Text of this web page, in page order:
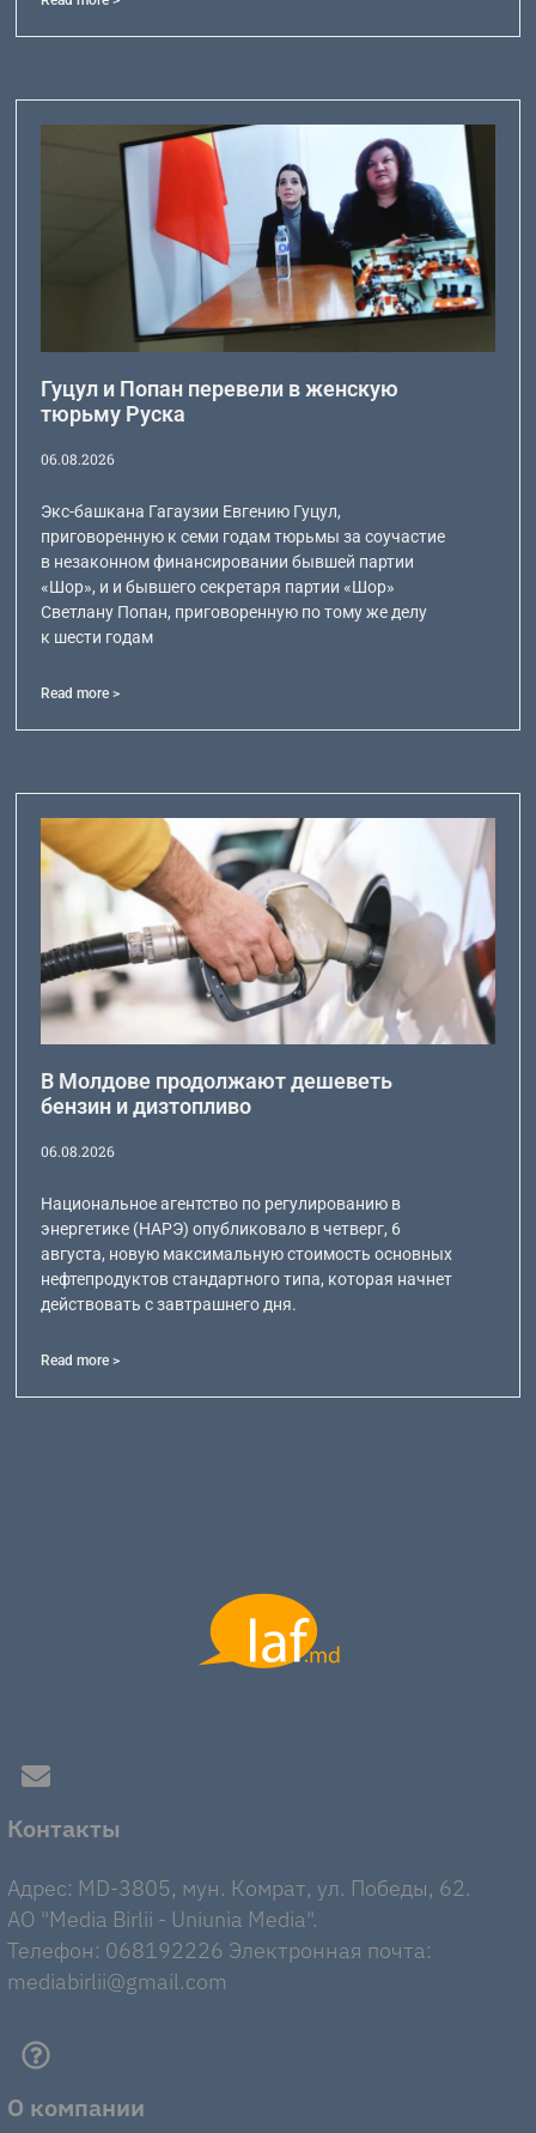
Гуцул и Попан перевели в женскую
тюрьму Руска
06.08.2026
Экс-башкана Гагаузии Евгению Гуцул,
приговоренную к семи годам тюрьмы за соучастие
в незаконном финансировании бывшей партии
«Шор», и и бывшего секретаря партии «Шор»
Светлану Попан, приговоренную по тому же делу
к шести годам
Read more >
В Молдове продолжают дешеветь
бензин и дизтопливо
06.08.2026
Национальное агентство по регулированию в
энергетике (НАРЭ) опубликовало в четверг, 6
августа, новую максимальную стоимость основных
нефтепродуктов стандартного типа, которая начнет
действовать с завтрашнего дня.
Read more >
Контакты
Адрес: MD-3805, мун. Комрат, ул. Победы, 62.
AO "Media Birlii - Uniunia Media".
Телефон: 068192226 Электронная почта:
mediabirlii@gmail.com
О компании